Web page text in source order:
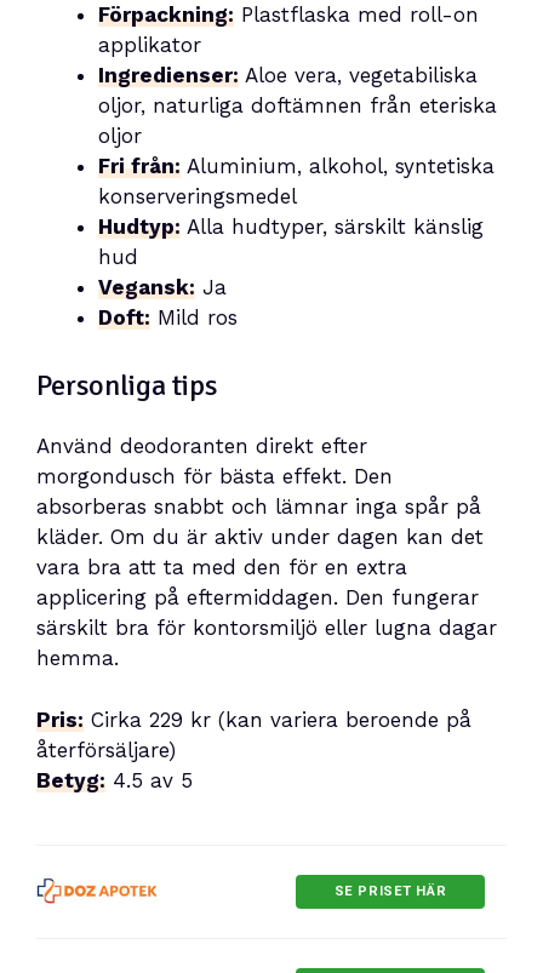
Förpackning: Plastflaska med roll-on
applikator
Ingredienser: Aloe vera, vegetabiliska
oljor, naturliga doftämnen från eteriska
oljor
Fri från: Aluminium, alkohol, syntetiska
konserveringsmedel
Hudtyp: Alla hudtyper, särskilt känslig
hud
Vegansk: Ja
Doft: Mild ros
Personliga tips
Använd deodoranten direkt efter
morgondusch för bästa effekt. Den
absorberas snabbt och lämnar inga spår på
kläder. Om du är aktiv under dagen kan det
vara bra att ta med den för en extra
applicering på eftermiddagen. Den fungerar
särskilt bra för kontorsmiljö eller lugna dagar
hemma.
Pris: Cirka 229 kr (kan variera beroende på
återförsäljare)
Betyg: 4.5 av 5
SE PRISET HÄR